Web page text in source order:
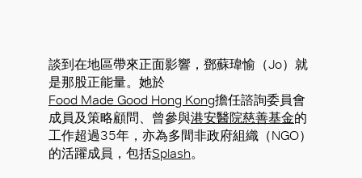
談到在地區帶來正面影響，鄧蘇瑋愉（Jo）就
是那股正能量。她於
Food Made Good Hong Kong擔任諮詢委員會
成員及策略顧問、曾參與港安醫院慈善基金的
工作超過35年，亦為多間非政府組織（NGO）
的活躍成員，包括Splash。